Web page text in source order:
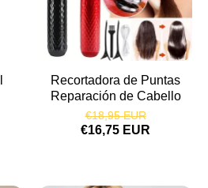
Recortadora de Puntas
Reparación de Cabello
€18,95 EUR
€16,75 EUR